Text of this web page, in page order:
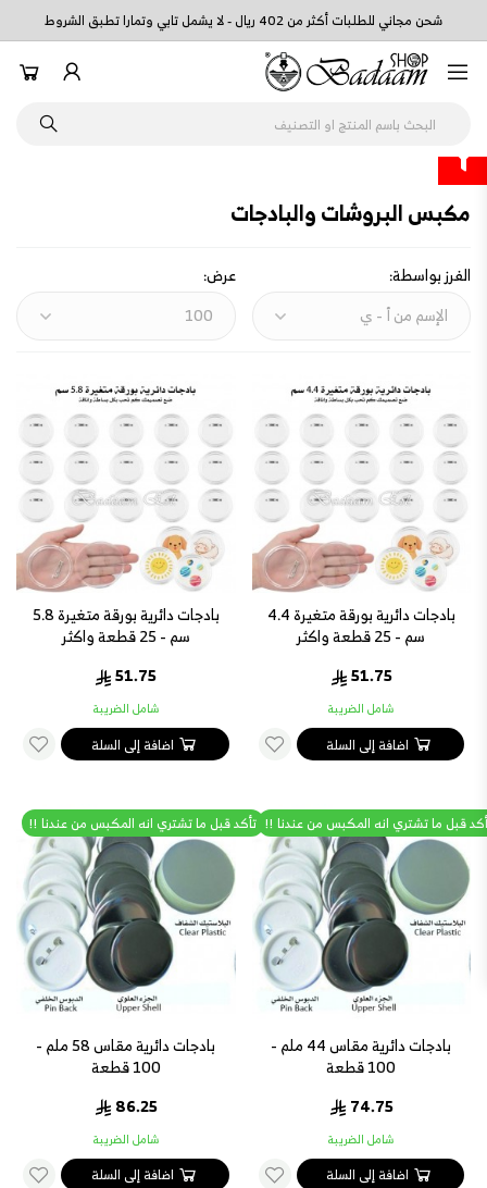
شحن مجاني للطلبات أكثر من 402 ريال - لا يشمل تابي وتمارا تطبق الشروط
مكبس البروشات والبادجات
الفرز بواسطة: عرض:
بادجات دائرية بورقة متغيرة 4.4
سم - 25 قطعة واكثر
51.75
شامل الضريبة
اضافة إلى السلة
بادجات دائرية بورقة متغيرة 5.8
سم - 25 قطعة واكثر
51.75
شامل الضريبة
اضافة إلى السلة
قبل ما تشتري انه المكبس من عندنا !!
بادجات دائرية مقاس 44 ملم -
100 قطعة
74.75
شامل الضريبة
اضافة إلى السلة
تأكد قبل ما تشتري انه المكبس من عندنا !!
بادجات دائرية مقاس 58 ملم -
100 قطعة
86.25
شامل الضريبة
اضافة إلى السلة